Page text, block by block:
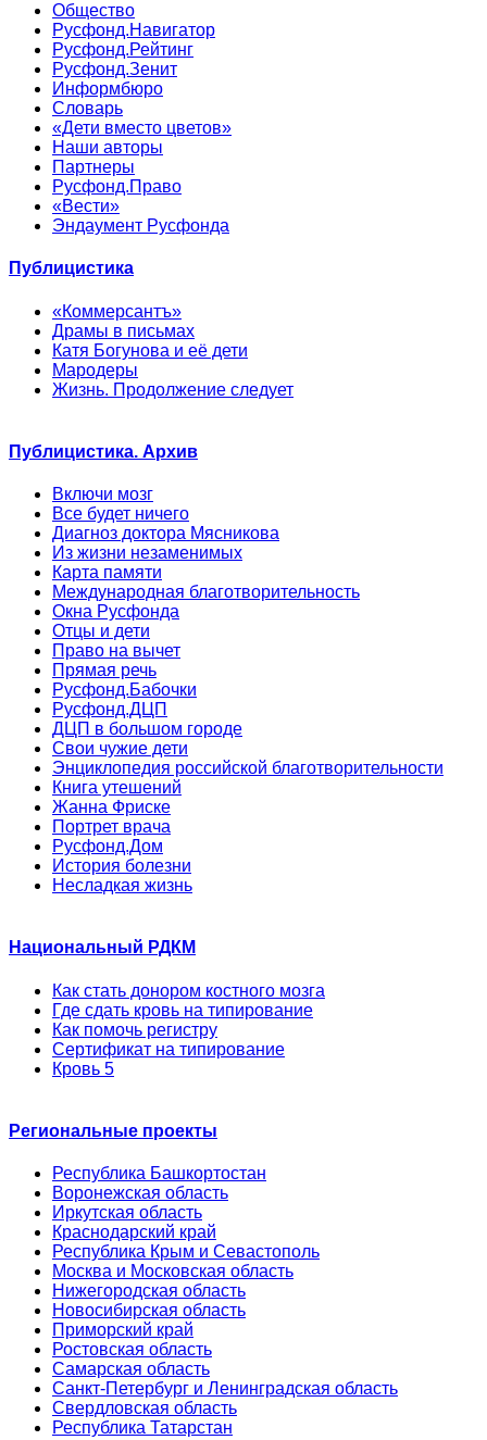
Общество
Русфонд.Навигатор
Русфонд.Рейтинг
Русфонд.Зенит
Информбюро
Словарь
«Дети вместо цветов»
Наши авторы
Партнеры
Русфонд.Право
«Вести»
Эндаумент Русфонда
Публицистика
«Коммерсантъ»
Драмы в письмах
Катя Богунова и её дети
Мародеры
Жизнь. Продолжение следует
Публицистика. Архив
Включи мозг
Все будет ничего
Диагноз доктора Мясникова
Из жизни незаменимых
Карта памяти
Международная благотворительность
Окна Русфонда
Отцы и дети
Право на вычет
Прямая речь
Русфонд.Бабочки
Русфонд.ДЦП
ДЦП в большом городе
Свои чужие дети
Энциклопедия российской благотворительности
Книга утешений
Жанна Фриске
Портрет врача
Русфонд.Дом
История болезни
Несладкая жизнь
Национальный РДКМ
Как стать донором костного мозга
Где сдать кровь на типирование
Как помочь регистру
Сертификат на типирование
Кровь 5
Региональные проекты
Республика Башкортостан
Воронежская область
Иркутская область
Краснодарский край
Республика Крым и Севастополь
Москва и Московская область
Нижегородская область
Новосибирская область
Приморский край
Ростовская область
Самарская область
Санкт-Петербург и Ленинградская область
Свердловская область
Республика Татарстан